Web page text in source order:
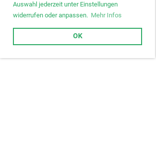
Auswahl jederzeit unter Einstellungen
widerrufen oder anpassen. Mehr Infos
OK